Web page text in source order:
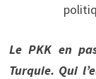
Le PKK en
Turquie. Qui